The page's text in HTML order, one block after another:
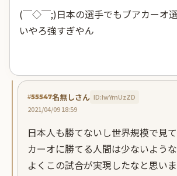
(￣◇￣;)日本の選手でもブアカーオ
いやろ強すぎやん
#55547名無しさん ID:IwYmUzZD
2021/04/09 18:59
日本人も勝てないし世界規模で見
カーオに勝てる人間は少ないような
よくこの試合が実現したなと思い